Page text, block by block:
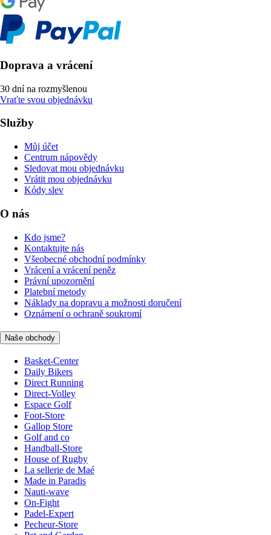
Doprava a vrácení
30 dní na rozmyšlenou
Vraťte svou objednávku
Služby
Můj účet
Centrum nápovědy
Sledovat mou objednávku
Vrátit mou objednávku
Kódy slev
O nás
Kdo jsme?
Kontaktujte nás
Všeobecné obchodní podmínky
Vrácení a vrácení peněz
Právní upozornění
Platební metody
Náklady na dopravu a možnosti doručení
Oznámení o ochraně soukromí
Naše obchody
Basket-Center
Daily Bikers
Direct Running
Direct-Volley
Espace Golf
Foot-Store
Gallop Store
Golf and co
Handball-Store
House of Rugby
La sellerie de Maé
Made in Paradis
Nauti-wave
On-Fight
Padel-Expert
Pecheur-Store